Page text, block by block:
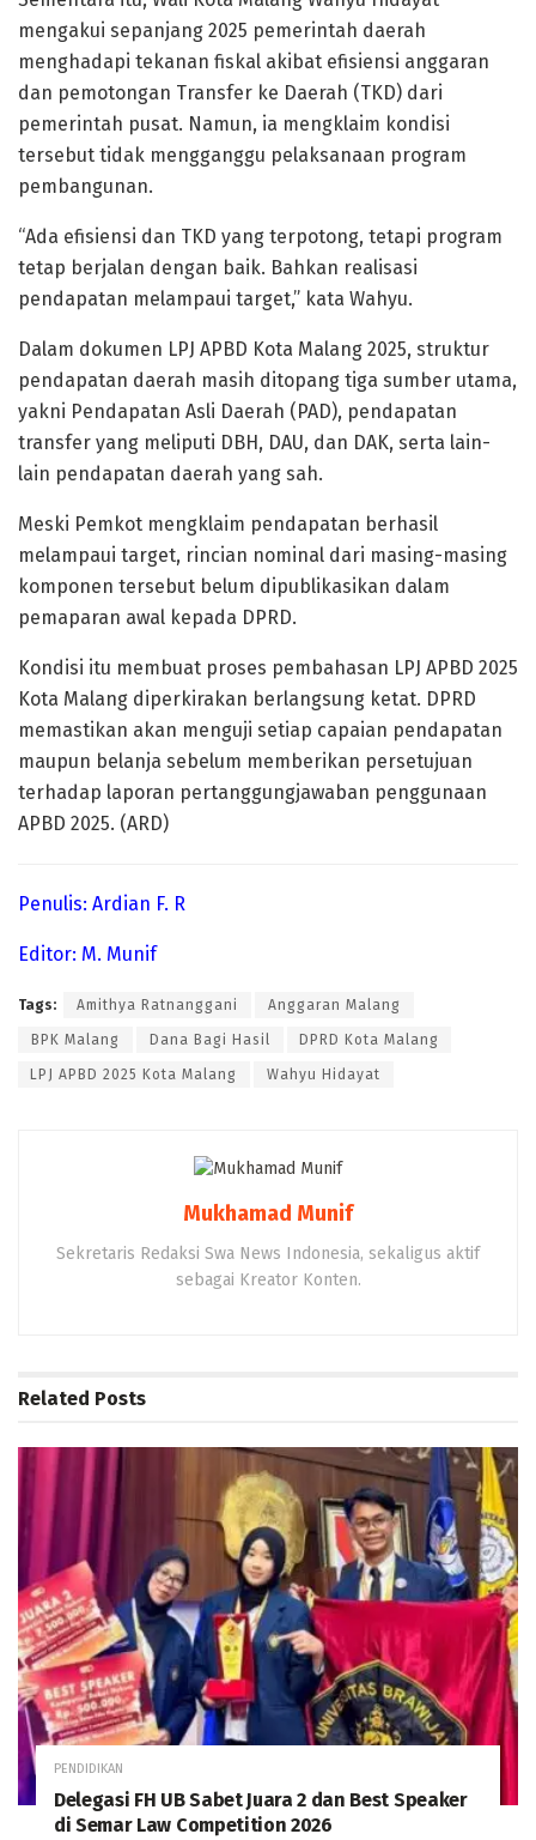
mengakui sepanjang 2025 pemerintah daerah
menghadapi tekanan fiskal akibat efisiensi anggaran
dan pemotongan Transfer ke Daerah (TKD) dari
pemerintah pusat. Namun, ia mengklaim kondisi
tersebut tidak mengganggu pelaksanaan program
pembangunan.
“Ada efisiensi dan TKD yang terpotong, tetapi program
tetap berjalan dengan baik. Bahkan realisasi
pendapatan melampaui target,” kata Wahyu.
Dalam dokumen LPJ APBD Kota Malang 2025, struktur
pendapatan daerah masih ditopang tiga sumber utama,
yakni Pendapatan Asli Daerah (PAD), pendapatan
transfer yang meliputi DBH, DAU, dan DAK, serta lain-
lain pendapatan daerah yang sah.
Meski Pemkot mengklaim pendapatan berhasil
melampaui target, rincian nominal dari masing-masing
komponen tersebut belum dipublikasikan dalam
pemaparan awal kepada DPRD.
Kondisi itu membuat proses pembahasan LPJ APBD 2025
Kota Malang diperkirakan berlangsung ketat. DPRD
memastikan akan menguji setiap capaian pendapatan
maupun belanja sebelum memberikan persetujuan
terhadap laporan pertanggungjawaban penggunaan
APBD 2025. (ARD)
Penulis: Ardian F. R
Editor: M. Munif
Tags: ⁠Amithya Ratnanggani⁠ ⁠Anggaran Malang⁠
⁠BPK Malang⁠ ⁠Dana Bagi Hasil⁠ DPRD Kota Malang
LPJ APBD 2025 Kota Malang⁠ ⁠Wahyu Hidayat⁠
Mukhamad Munif
Sekretaris Redaksi Swa News Indonesia, sekaligus aktif
sebagai Kreator Konten.
Related Posts
PENDIDIKAN
Delegasi FH UB Sabet Juara 2 dan Best Speaker
di Semar Law Competition 2026